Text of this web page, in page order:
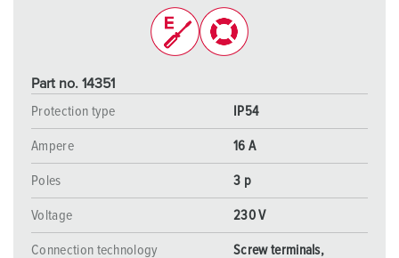
Part no. 14351
Protection type
IP54
Ampere 16 A
Poles 3 p
Voltage 230 V
Connection technology
Screw terminals,